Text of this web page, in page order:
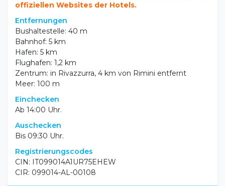
offiziellen Websites der Hotels.
Entfernungen
Bushaltestelle: 40 m
Bahnhof: 5 km
Hafen: 5 km
Flughafen: 1,2 km
Zentrum: in Rivazzurra, 4 km von Rimini entfernt
Meer: 100 m
Einchecken
Ab 14:00 Uhr.
Auschecken
Bis 09:30 Uhr.
Registrierungscodes
CIN: IT099014A1UR75EHEW
CIR: 099014-AL-00108